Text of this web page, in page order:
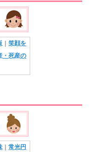
｜ 笑顔を
・死産の
常光円